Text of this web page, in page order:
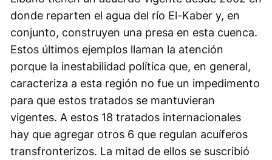
donde reparten el agua del río El-Kaber y, en
conjunto, construyen una presa en esta cuenca.
Estos últimos ejemplos llaman la atención
porque la inestabilidad política que, en general,
caracteriza a esta región no fue un impedimento
para que estos tratados se mantuvieran
vigentes. A estos 18 tratados internacionales
hay que agregar otros 6 que regulan acuíferos
transfronterizos. La mitad de ellos se suscribió